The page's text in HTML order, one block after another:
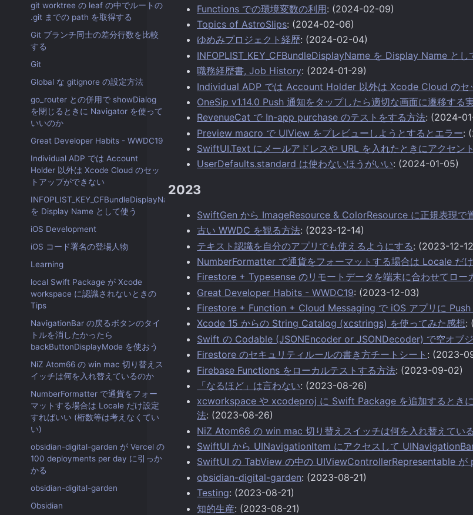
git worktree の leaf の中でルートの
.git までの path を取得する
Git ブランチ同士の差分行数を比較
する
Git
Global な gitignore の設定方法
go_router との併用で showDialog
を閉じるときに Navigator を使って
いいのか
Great Developer Habits - WWDC19
Individual ADP では Account
Holder 以外は Xcode Cloud のセッ
トアップができない
INFOPLIST_KEY_CFBundleDisplayName
を Display Name として使う
iOS Development
iOS コード署名の登場人物
Learning
local Swift Package が Xcode
workspace に認識されないときの
Tips
NavigationBar の戻るボタンのタイ
トルを消したかったら
backButtonDisplayMode を使おう
NiZ Atom66 の win mac 切り替えス
イッチは何を入れ替えているのか
NumberFormatter で通貨をフォー
マットする場合は Locale だけ設定
すればいい (桁数等は考えなくてい
い)
obsidian-digital-garden が Vercel の
100 deployments per day に引っか
かる
obsidian-digital-garden
Obsidian
Functions での環境変数の利用: (2024-02-09)
Topics of AstroSlips: (2024-02-06)
ゆめみプロジェクト経歴: (2024-02-04)
INFOPLIST_KEY_CFBundleDisplayName を Display Name とし
職務経歴書, Job History: (2024-01-29)
Individual ADP では Account Holder 以外は Xcode Cloud のセ
OneSip v1.14.0 Push 通知をタップしたら適切な画面に遷移する
RevenueCat で In-app purchase のテストをする方法: (2024-
Preview macro で UIView をプレビューしようとするとエラー:
SwiftUI.Text にメールアドレスや URL を入れたときにアクセン
UserDefaults.standard は使わないほうがいい: (2024-01-05)
2023
SwiftGen から ImageResource & ColorResource に正規表現で
古い WWDC を観る方法: (2023-12-14)
テキスト認識を自分のアプリでも使えるようにする: (2023-12-
NumberFormatter で通貨をフォーマットする場合は Locale だ
Firestore + Typesense のリモートデータを端末に合わせてロー
Great Developer Habits - WWDC19: (2023-12-03)
Firestore + Function + Cloud Messaging で iOS アプリに Push
Xcode 15 からの String Catalog (xcstrings) を使ってみた感想:
Swift の Codable (JSONEncoder or JSONDecoder) で空オブジ
Firestore のセキュリティルールの書き方チートシート : (2023-
Firebase Functions をローカルテストする方法: (2023-09-02)
「なるほど」は言わない: (2023-08-26)
xcworkspace や xcodeproj に Swift Package を追加するとき
法: (2023-08-26)
NiZ Atom66 の win mac 切り替えスイッチは何を入れ替えてい
SwiftUI から UINavigationItem にアクセスして
SwiftUI の TabView の中の UIViewControllerRepresentable が
obsidian-digital-garden: (2023-08-21)
Testing: (2023-08-21)
知的生産: (2023-08-21)